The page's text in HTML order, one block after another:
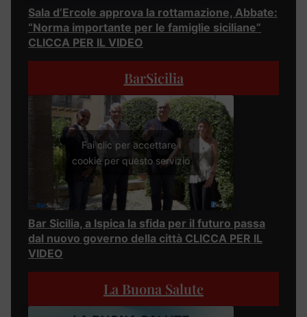
Sala d’Ercole approva la rottamazione, Abbate:
“Norma importante per le famiglie siciliane”
CLICCA PER IL VIDEO
BarSicilia
Fai clic per accettare i
cookie per questo servizio
Bar Sicilia, a Ispica la sfida per il futuro passa
dal nuovo governo della città CLICCA PER IL
VIDEO
La Buona Salute